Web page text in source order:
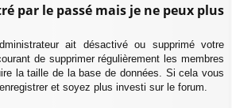
par le passé mais je ne peux plus
ait désactivé ou supprimé votre
de supprimer régulièrement les membres
la taille de la base de données. Si cela vous
et soyez plus investi sur le forum.